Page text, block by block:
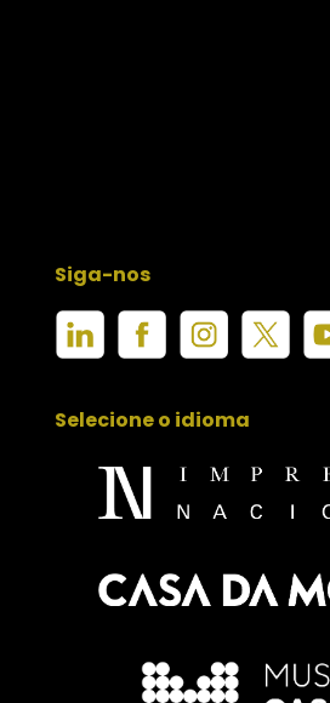
Siga-nos
Selecione o idioma